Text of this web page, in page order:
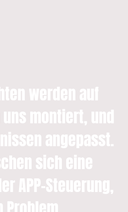
werden auf
montiert, und
angepasst.
sich eine
APP-Steuerung,